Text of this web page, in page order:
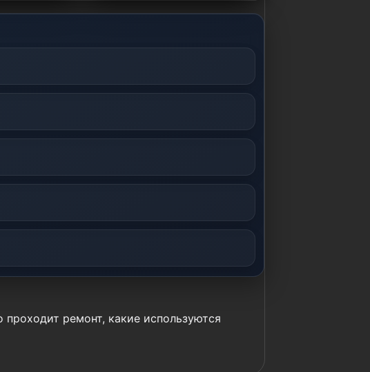
ремонт, какие используются